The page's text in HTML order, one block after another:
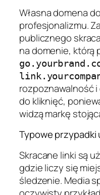
Własna domena
profesjonalizmu.
publicznego
na domenie, którą
rozpoznawalność
do kliknięć,
widzą markę
Typowe przypadki
Skracane linki są
gdzie liczy się
śledzenie. Media